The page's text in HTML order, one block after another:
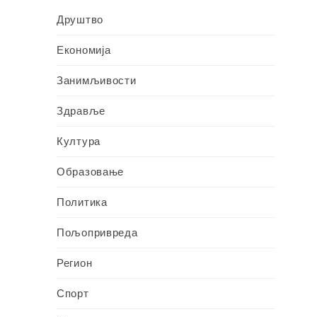
Друштво
Економија
Занимљивости
Здравље
Култура
Образовање
Политика
Пољопривреда
Регион
Спорт